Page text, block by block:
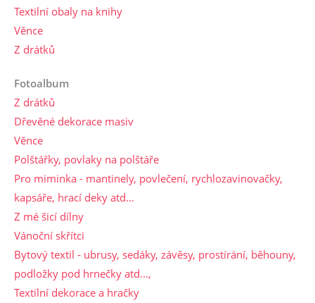
Textilní obaly na knihy
Věnce
Z drátků
Fotoalbum
Z drátků
Dřevěné dekorace masiv
Věnce
Polštářky, povlaky na polštáře
Pro miminka - mantinely, povlečení, rychlozavinovačky,
kapsáře, hrací deky atd...
Z mé šicí dílny
Vánoční skřítci
Bytový textil - ubrusy, sedáky, závěsy, prostírání, běhouny,
podložky pod hrnečky atd...,
Textilní dekorace a hračky